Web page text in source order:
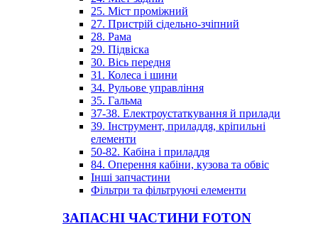
25. Міст проміжний
27. Пристрій сідельно-зчіпний
28. Рама
29. Підвіска
30. Вісь передня
31. Колеса і шини
34. Рульове управління
35. Гальма
37-38. Електроустаткування й прилади
39. Інструмент, приладдя, кріпильні
елементи
50-82. Кабіна і приладдя
84. Оперення кабіни, кузова та обвіс
Інші запчастини
Фільтри та фільтруючі елементи
ЗАПАСНІ ЧАСТИНИ FOTON